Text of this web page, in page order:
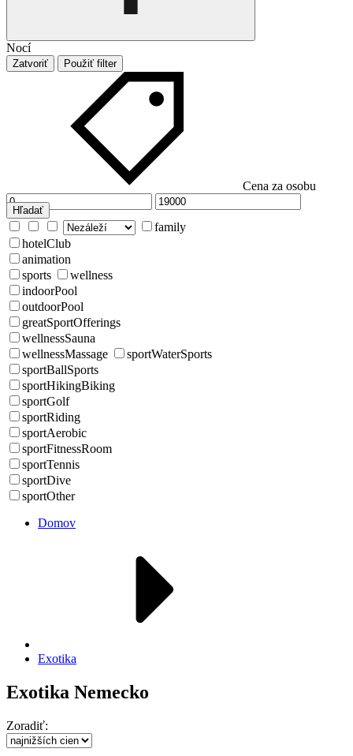
Nocí
Zatvoriť Použiť filter
Cena za osobu
Hľadať
family
hotelClub
animation
sports
wellness
indoorPool
outdoorPool
greatSportOfferings
wellnessSauna
wellnessMassage
sportWaterSports
sportBallSports
sportHikingBiking
sportGolf
sportRiding
sportAerobic
sportFitnessRoom
sportTennis
sportDive
sportOther
Domov
Exotika
Exotika Nemecko
Zoradiť: